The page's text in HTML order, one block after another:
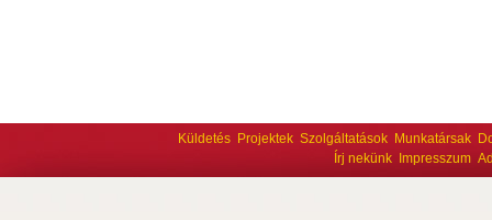
Küldetés Projektek Szolgáltatások Munkatársak
Írj nekünk
Impresszum